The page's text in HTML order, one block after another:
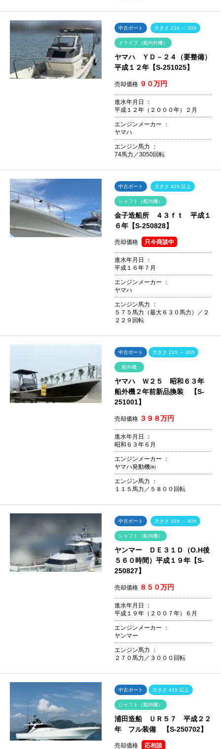
中古ボート 大きさ 21ft ～ 30ft
ドライブ（船内外機）
ヤマハ ＹＤ－２４（要整備）
平成１２年【S-251025】
売却価格 ９０万円
進水年月日 ：
平成１２年（２０００年）２月
エンジンメーカー ：
ヤマハ
エンジン馬力 ：
74馬力／3050回転
中古ボート 大きさ 41ft 以上
シャフト（船内機）
金子造船所 ４３ｆｔ 平成１
６年【S-250828】
売却価格 只今商談中
進水年月日 ：
平成１６年７月
エンジンメーカー ：
ヤマハ
エンジン馬力 ：
５７５馬力（最大６３０馬力）／２
２２９回転
中古ボート 大きさ 21ft ～ 30ft
船外機
ヤマハ Ｗ２５ 昭和６３年
船外機２年前新品換装 【S-
251001】
売却価格 ３９８万円
進水年月日 ：
昭和６３年６月
エンジンメーカー ：
ヤマハ発動機㈱
エンジン馬力 ：
１１５馬力／５８００回転
中古ボート 大きさ 31ft ～ 40ft
シャフト（船内機）
ヤンマー ＤＥ３１Ｄ（O.H後
５６０時間）平成１９年【S-
250827】
売却価格 ８５０万円
進水年月日 ：
平成１９年（２００７年）６月
エンジンメーカー ：
ヤンマー
エンジン馬力 ：
２７０馬力／３０００回転
中古ボート 大きさ 41ft 以上
シャフト（船内機）
浦田造船 ＵＲ５７ 平成２２
年 フル装備 【S-250702】
売却価格 応相談